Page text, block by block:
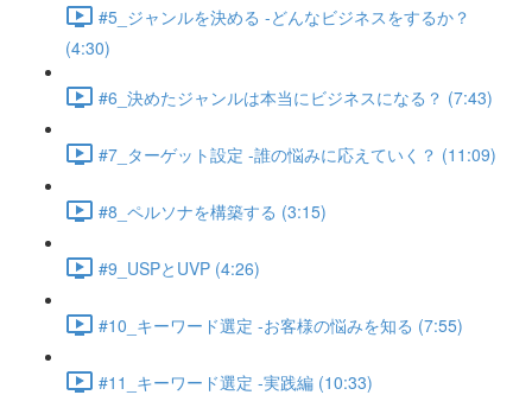
#5_ジャンルを決める -どんなビジネスをするか？
(4:30)
#6_決めたジャンルは本当にビジネスになる？ (7:43)
#7_ターゲット設定 -誰の悩みに応えていく？ (11:09)
#8_ペルソナを構築する (3:15)
#9_USPとUVP (4:26)
#10_キーワード選定 -お客様の悩みを知る (7:55)
#11_キーワード選定 -実践編 (10:33)